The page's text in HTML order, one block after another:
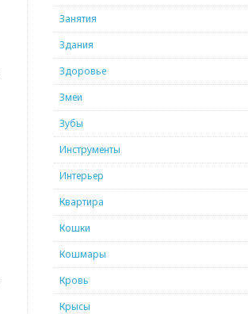
Занятия
Здания
Здоровье
Змеи
Зубы
Инструменты
Интерьер
Квартира
Кошки
Кошмары
Кровь
Крысы